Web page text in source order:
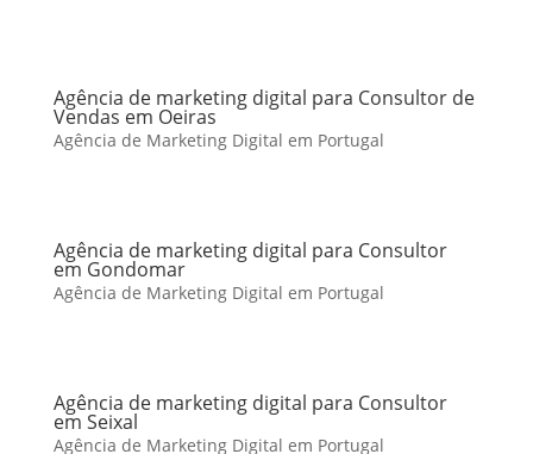
Agência de marketing digital para Consultor de
Vendas em Oeiras
Agência de Marketing Digital em Portugal
Agência de marketing digital para Consultor
em Gondomar
Agência de Marketing Digital em Portugal
Agência de marketing digital para Consultor
em Seixal
Agência de Marketing Digital em Portugal